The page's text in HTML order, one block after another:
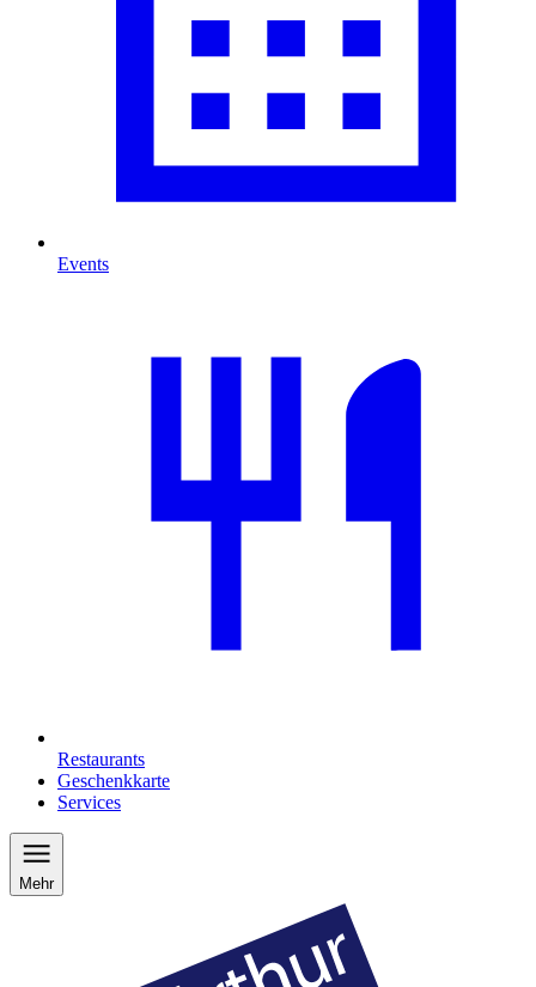
Events
Restaurants
Geschenkkarte
Services
Mehr